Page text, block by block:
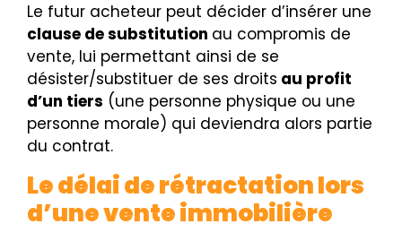
Le futur acheteur peut décider d’insérer une
clause de substitution au compromis de
vente, lui permettant ainsi de se
désister/substituer de ses droits au profit
d’un tiers (une personne physique ou une
personne morale) qui deviendra alors partie
du contrat.
Le délai de rétractation lors
d’une vente immobilière